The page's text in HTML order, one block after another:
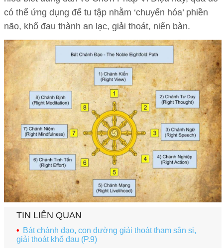
có thể ứng dụng để tu tập nhằm ‘chuyển hóa’ phiền
não, khổ đau thành an lạc, giải thoát, niến bàn.
TIN LIÊN QUAN
Bát chánh đạo, con đường giải thoát tham sân si,
giải thoát khổ đau (P.9)